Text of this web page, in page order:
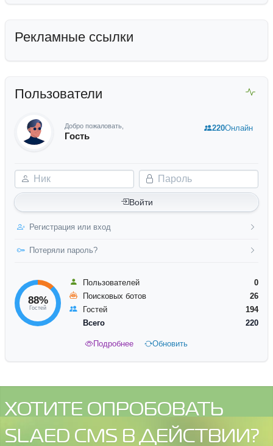
Рекламные ссылки
Пользователи
Добро пожаловать,
Гость
Ник Пароль
Войти
Регистрация или вход
Потеряли пароль?
220Онлайн
88%
Гостей
Пользователей
0
Поисковых ботов
26
Гостей
194
Всего
220
Подробнее Обновить
ХОТИТЕ ОПРОБОВАТЬ
SLAED CMS В ДЕЙСТВИИ?